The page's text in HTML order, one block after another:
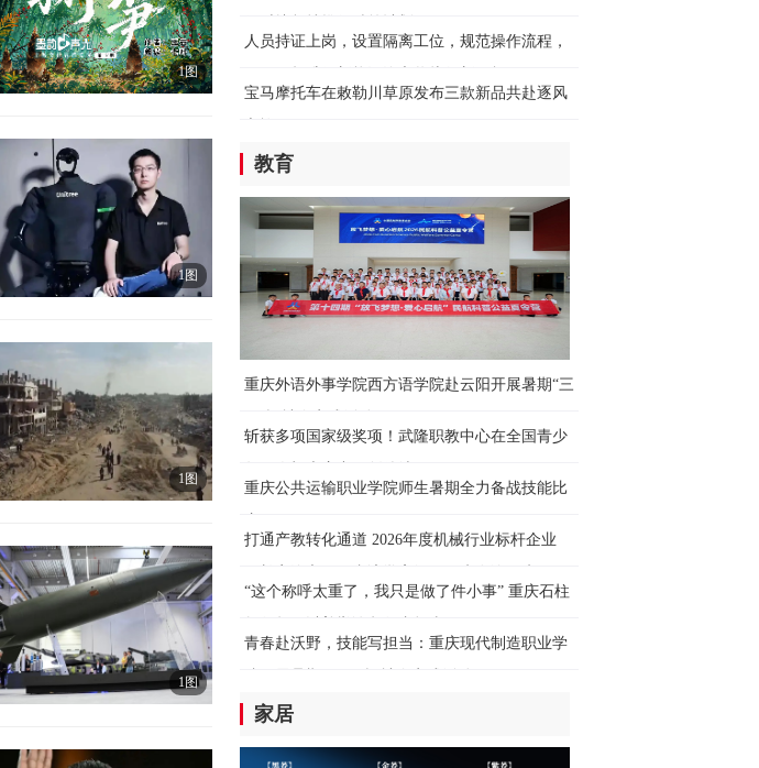
1图
1图
1图
1图
好评中国|把“最强大脑”请进车间，让“硬核
8小时前
创新”助力中国迈向旅游强国
全球瞭望｜《马尼拉时报》：全球民意出
现历史性拐点
8小时前
“对联邦政府缺乏信心”民调称通胀和生活
通讯丨向荒漠深处延伸——中企公路项目
视频｜外国游客乘上高铁，沉浸式体验“中
8小时前
暑运过半，“流动的中国”蒸蒸日上
人员持证上岗，设置隔离工位，规范操作流程，
宝马摩托车在敕勒川草原发布三款新品共赴逐风
教育
重庆外语外事学院西方语学院赴云阳开展暑期“三
斩获多项国家级奖项！武隆职教中心在全国青少
重庆公共运输职业学院师生暑期全力备战技能比
打通产教转化通道 2026年度机械行业标杆企业
“这个称呼太重了，我只是做了件小事” 重庆石柱
青春赴沃野，技能写担当：重庆现代制造职业学
家居